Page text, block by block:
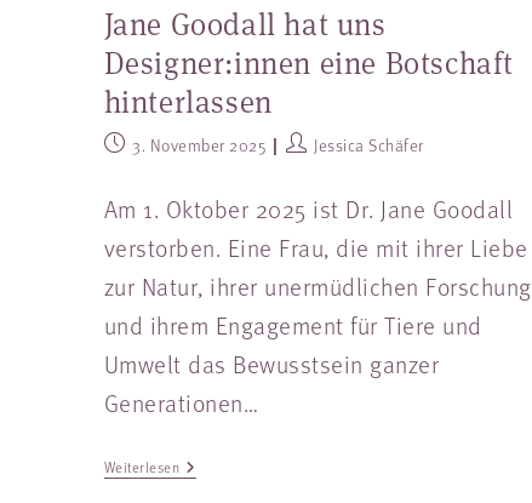
Jane Goodall hat uns
Designer:innen eine Botschaft
hinterlassen
3. November 2025 Jessica Schäfer
Am 1. Oktober 2025 ist Dr. Jane Goodall
verstorben. Eine Frau, die mit ihrer Liebe
zur Natur, ihrer unermüdlichen Forschung
und ihrem Engagement für Tiere und
Umwelt das Bewusstsein ganzer
Generationen…
Weiterlesen